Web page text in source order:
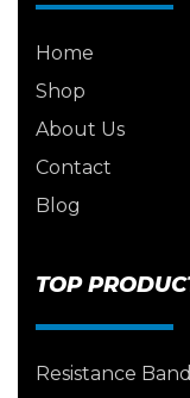
Home
Shop
About Us
Contact
Blog
TOP
Resistance